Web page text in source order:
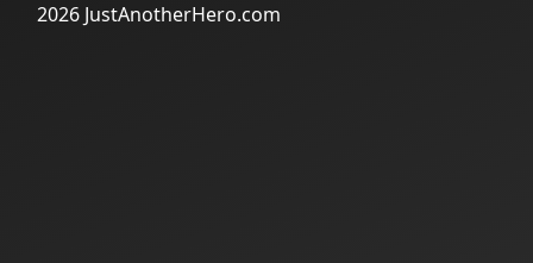
2026 JustAnotherHero.com